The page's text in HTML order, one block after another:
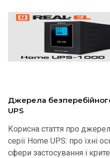
Джерела
UPS
Корисна стаття про
серії Home UPS: про їхні
сфери застосування і